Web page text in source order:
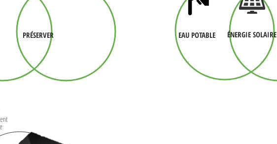
PRÉSERVER EAU POTABLE ÉNERGIE SOLAIRE